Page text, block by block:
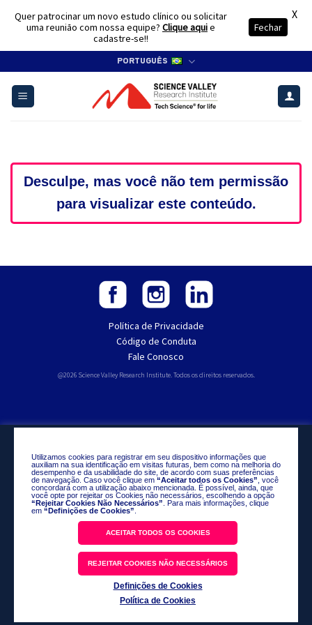
content
PORTUGUÊS
Desculpe, mas você não tem permissão
para visualizar este conteúdo.
Política de Privacidade
Código de Conduta
Fale Conosco
@2026 Science Valley Research Institute. Todos os direitos reservados.
Utilizamos cookies para registrar em seu dispositivo informações que
auxiliam na sua identificação em visitas futuras, bem como na melhoria do
desempenho e da usabilidade do site, de acordo com suas preferências
de navegação. Caso você clique em “Aceitar todos os Cookies” , você
concordará com a utilização abaixo mencionada. É possível, ainda, que
você opte por rejeitar os Cookies não necessários, escolhendo a opção
“Rejeitar Cookies Não Necessários” . Para mais informações, clique
em “Definições de Cookies”
ACEITAR TODOS OS COOKIES
REJEITAR COOKIES NÃO NECESSÁRIOS
Definições de Cookies
Política de Cookies
Quer patrocinar um novo estudo clínico ou solicitar
uma reunião com nossa equipe? Clique aquie
cadastre-se!!
Fechar
X